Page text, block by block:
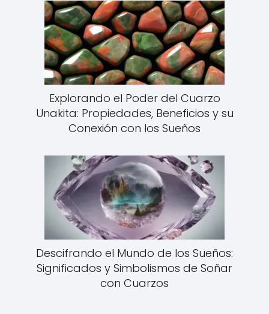
Explorando el Poder del Cuarzo
Unakita: Propiedades, Beneficios y su
Conexión con los Sueños
Descifrando el Mundo de los Sueños:
Significados y Simbolismos de Soñar
con Cuarzos